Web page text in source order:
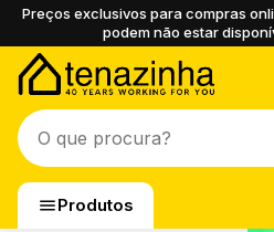
Preços exclusivos para compras
podem não estar
Produtos